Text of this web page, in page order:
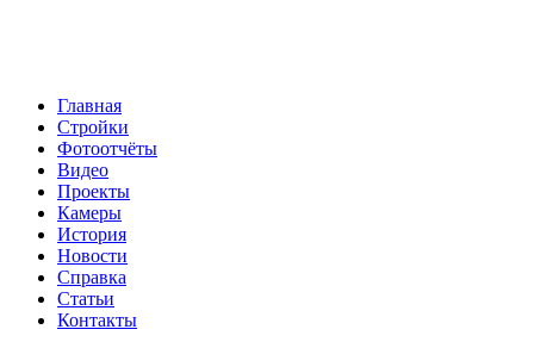
Главная
Стройки
Фотоотчёты
Видео
Проекты
Камеры
История
Новости
Справка
Статьи
Контакты